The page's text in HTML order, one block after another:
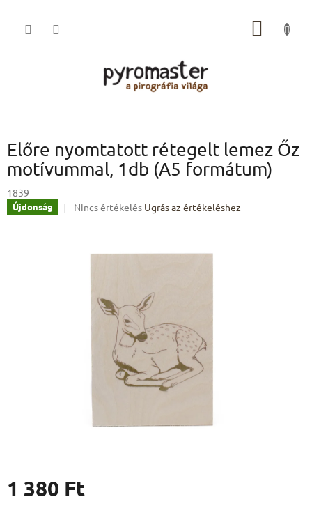
KOSÁR
Előre nyomtatott rétegelt lemez Őz
motívummal, 1db (A5 formátum)
1839
Újdonság
A
csillag.
Nincs értékelés Ugrás az értékeléshez
1 380 Ft